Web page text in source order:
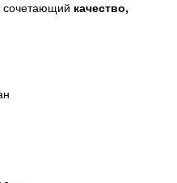
сочетающий качество,